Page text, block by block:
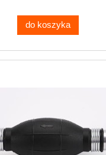
do koszyka